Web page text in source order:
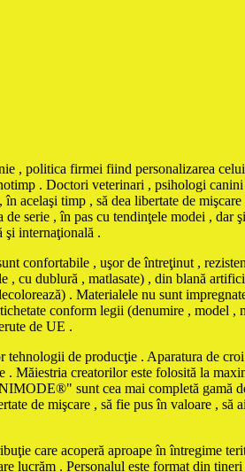
, politica firmei fiind personalizarea
. Doctori veterinari , psihologi
acelaşi timp , să dea libertate de
serie , în pas cu tendinţele modei , dar
şi internaţională .
, uşor de întreţinut ,
cu dublură , matlasate) , din blană
. Materialele nu sunt
conform legii (denumire , model ,
de UE .
de producţie . Aparatura de
Măiestria creatorilor este folosită la
sunt cea mai completă gamă
de mişcare , să fie pus în valoare , să
care acoperă aproape în întregime
lucrăm . Personalul este format din